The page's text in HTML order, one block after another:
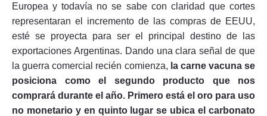
Europea y todavía no se sabe con claridad que cortes
representaran el incremento de las compras de EEUU,
esté se proyecta para ser el principal destino de las
exportaciones Argentinas. Dando una clara señal de que
la guerra comercial recién comienza, la carne vacuna se
posiciona como el segundo producto que nos
comprará durante el año. Primero está el oro para uso
no monetario y en quinto lugar se ubica el carbonato